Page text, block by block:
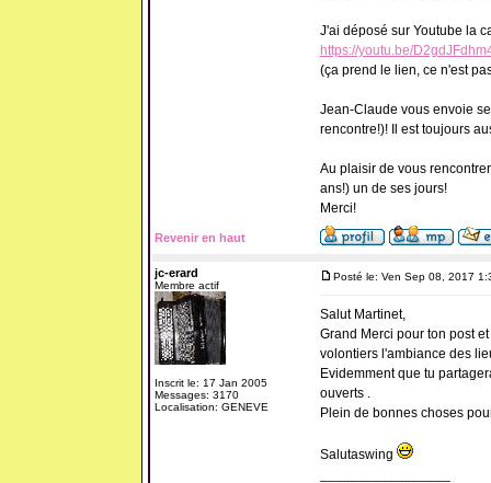
J'ai déposé sur Youtube la
https://youtu.be/
(ça prend le lien, ce n'est
Jean-Claude vous envoie
rencontre!)! Il est toujours
Au plaisir de vous
ans!) un de ses jours!
Merci!
Revenir en haut
jc-erard
Membre actif
Inscrit le: 17 Jan 2005
Messages: 3170
Localisation: GENEVE
Posté le: Ven Sep 08, 2017
Salut Martinet,
Grand Merci pour ton post
volontiers l'ambiance des
Evidemment que tu
ouverts .
Plein de bonnes choses
Salutaswing